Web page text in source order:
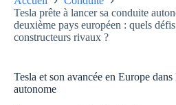
Tesla prête à lancer sa conduite
deuxième pays européen : quels
constructeurs rivaux ?
Tesla et son avancée en Europe
autonome